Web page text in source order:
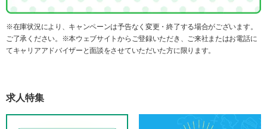
※在庫状況により、キャンペーンは予告なく変更・終了する場合がございます。
ご了承ください。※本ウェブサイトからご登録いただき、ご来社またはお電話に
てキャリアアドバイザーと面談をさせていただいた方に限ります。
求人特集